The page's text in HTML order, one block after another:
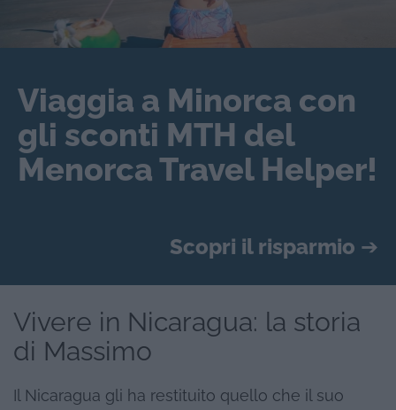
Viaggia a Minorca con
gli sconti MTH del
Menorca Travel Helper!
Scopri il risparmio ➔
Vivere in Nicaragua: la storia
di Massimo
Il Nicaragua gli ha restituito quello che il suo